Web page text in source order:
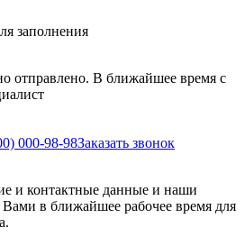
заполнения
отправлено. В ближайшее время с
000-98-98Заказать звонок
и контактные данные и наши
в ближайшее рабочее время для